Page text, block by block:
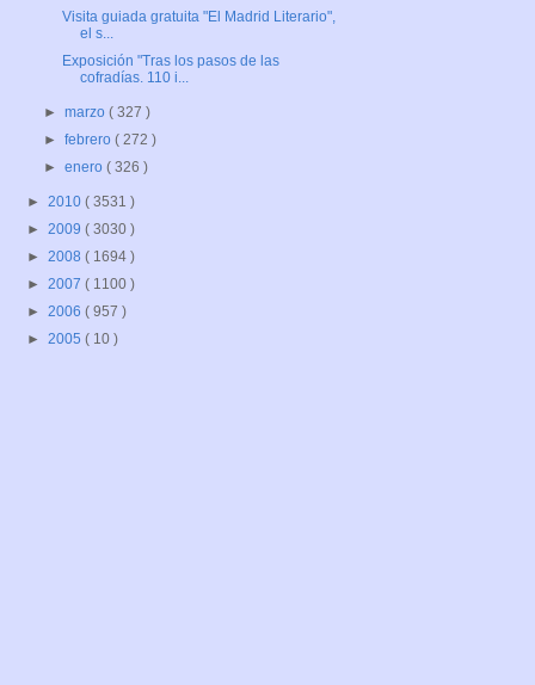
Visita guiada gratuita "El Madrid Literario",
el s...
Exposición "Tras los pasos de las
cofradías. 110 i...
►marzo( 327 )
►febrero( 272 )
►enero( 326 )
► 2010 ( 3531 )
► 2009 ( 3030 )
► 2008 ( 1694 )
► 2007 ( 1100 )
► 2006 ( 957 )
► 2005 ( 10 )